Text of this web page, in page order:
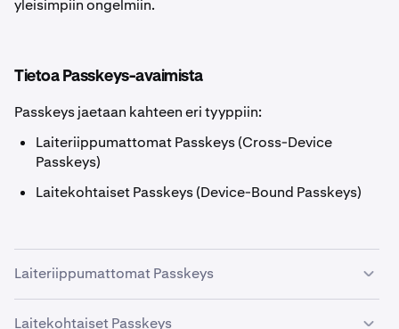
yleisimpiin ongelmiin.
Tietoa Passkeys-avaimista
Passkeys jaetaan kahteen eri tyyppiin:
Laiteriippumattomat Passkeys (Cross-Device
Passkeys)
Laitekohtaiset Passkeys (Device-Bound Passkeys)
Laiteriippumattomat Passkeys
Laiteriippumattomia Passkeys-avaimia voidaan käyttää
Laitekohtaiset Passkeys